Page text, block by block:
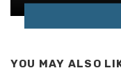
YOU MAY ALSO